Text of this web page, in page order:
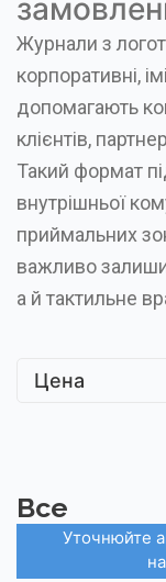
Журнали з
корпоративні,
допомагають
клієнтів,
Такий формат
внутрішньої
приймальних
важливо
а й тактильне
Все
Уточнюйте
Цена